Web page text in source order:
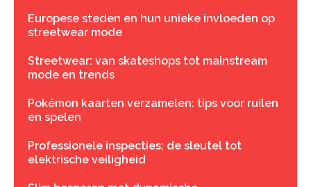
Europese steden en hun unieke invloeden op
streetwear mode
Streetwear: van skateshops tot mainstream
mode en trends
Pokémon kaarten verzamelen: tips voor ruilen
en spelen
Professionele inspecties: de sleutel tot
elektrische veiligheid